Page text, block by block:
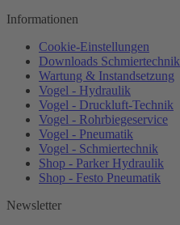
Informationen
Cookie-Einstellungen
Downloads Schmiertechnik
Wartung & Instandsetzung
Vogel - Hydraulik
Vogel - Druckluft-Technik
Vogel - Rohrbiegeservice
Vogel - Pneumatik
Vogel - Schmiertechnik
Shop - Parker Hydraulik
Shop - Festo Pneumatik
Newsletter